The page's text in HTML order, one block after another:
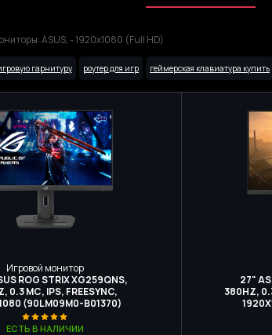
ASUS, - 1920x1080 (Full HD)
гарнитуру роутер для игр геймерская клавиатура купить
Игровой монитор
ROG STRIX XG259QNS,
0.3 МС, IPS, FREESYNC,
(90LM09M0-B01370)
ЕСТЬ В НАЛИЧИИ
27"
380HZ,